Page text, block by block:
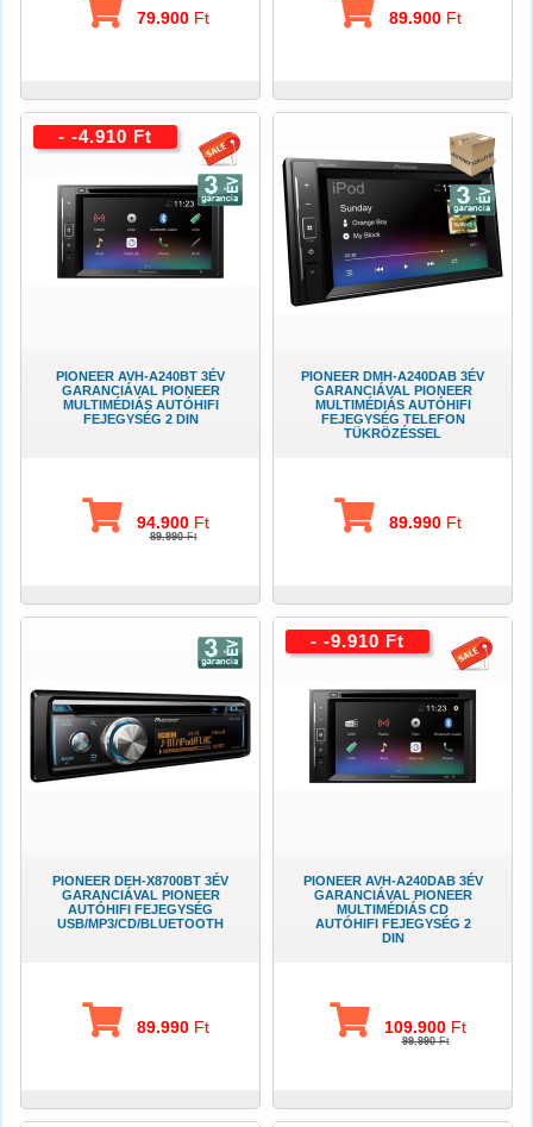
79.900 Ft 89.900 Ft
PIONEER AVH-A240BT 3ÉV
GARANCIÁVAL PIONEER
MULTIMÉDIÁS AUTÓHIFI
FEJEGYSÉG 2 DIN
94.900 Ft
89.990Ft
- -4.910 Ft
PIONEER DMH-A240DAB 3ÉV
GARANCIÁVAL PIONEER
MULTIMÉDIÁS AUTÓHIFI
FEJEGYSÉG TELEFON
TÜKRÖZÉSSEL
89.990 Ft
PIONEER DEH-X8700BT 3ÉV
GARANCIÁVAL PIONEER
AUTÓHIFI FEJEGYSÉG
USB/MP3/CD/BLUETOOTH
89.990 Ft
PIONEER AVH-A240DAB 3ÉV
GARANCIÁVAL PIONEER
MULTIMÉDIÁS CD
AUTÓHIFI FEJEGYSÉG 2
DIN
109.900 Ft
99.990Ft
- -9.910 Ft